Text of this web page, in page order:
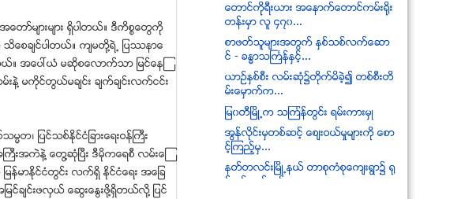
တာ္မ်ားမ်ား ရွိပါတယ္။ ဒီကိစၥေတြကို
သိေစခ်င္ပါတယ္။ က်မတို႔ရဲ႕ ျပႆနာေ
အေပၚယံ မဆိုစေလာက္သာ ျမင္ေနၾ
မကိုင္တြယ္မခ်င္း ခ်က္ခ်င္းလက္ငင္း
တ၊ ျပင္သစ္ႏုိင္ငံျခားေရးဝန္ႀကီး
းအကဲနဲ႔ ေတြ႔ဆံုၿပီး ဒီမိုကေရစီ လမ္းေၾ
မန္မာႏုိင္ငံတြင္း လက္ရွိ ႏုိင္ငံေရး အေျခ
င္ခ်င္းဖလွယ္ ေဆြးေႏြးဖို႔ရွိတယ္လို႔ ျပင္
ေတာင္ကိုုရီးယား အေနာက္ေတာင္ကမ္းရိုုး
တန္းမွာ လူ ၄၇၀...
စာဖတ္သူမ်ားအတြက္ ႏွစ္သစ္လက္ေဆာ
င္ - ခႏၶာသႀကၤန္ႏွင့္...
ယာဥ္ႏွစ္စီး လမ္းဆံု၌တုိက္မိခဲ့၍ တစ္စီးတိ
မ္းေမွာက္က...
ျမ၀တီၿမိဳ႕က သၾကၤန္တြင္း ရမ္းကားမွဳ
အြန္လုိင္းမွတစ္ဆင့္ ေစ်းဝယ္မႈမ်ားကုိ ေစာ
င့္ၾကည့္မွ...
နတ္တလင္းၿမိဳ႕နယ္ တာစုကံစုေက်းရြာ၌ ႐ု
န္းရင္းဆန္ခတ္မ...